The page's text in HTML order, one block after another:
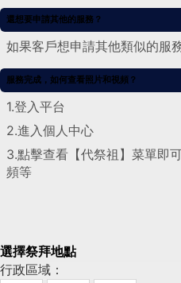
還想要申請其他的服務？
如果客戶想申請其他類似的服
服務完成，如何查看照片和視頻？
1.登入平台
2.進入個人中心
3.點擊查看【代祭祖】菜單即
頻等
選擇祭拜地點
行政區域：